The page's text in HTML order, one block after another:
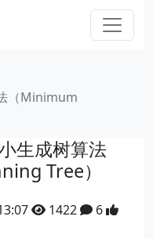
（Minimum
生成树算法
Tree）
1422
6